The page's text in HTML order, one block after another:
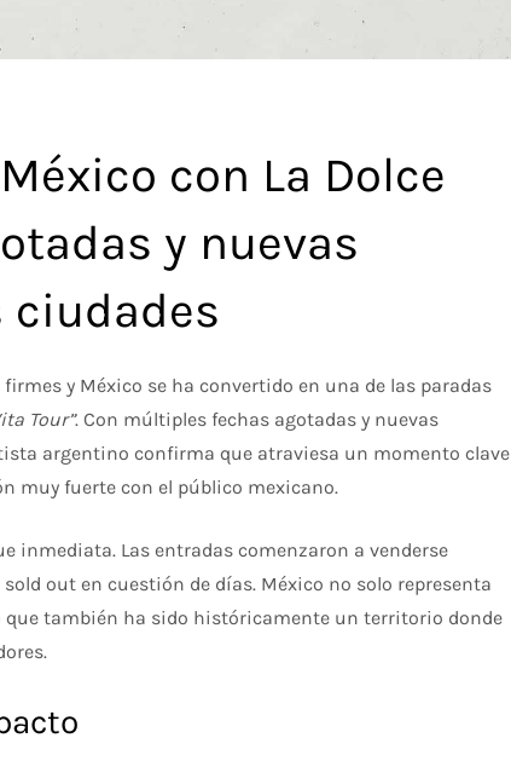
con La Dolce
y nuevas
ciudades
y México se ha convertido en una de las paradas
Tour”. Con múltiples fechas agotadas y nuevas
argentino confirma que atraviesa un momento clave
muy fuerte con el público mexicano.
inmediata. Las entradas comenzaron a venderse
out en cuestión de días. México no solo representa
también ha sido históricamente un territorio donde